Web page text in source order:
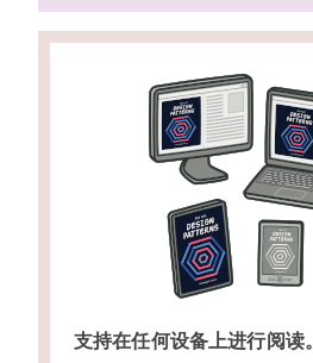
支持在任何设备上进行阅读。